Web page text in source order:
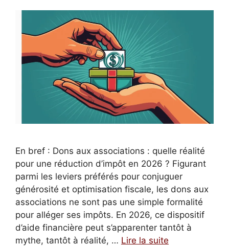
En bref : Dons aux associations : quelle réalité
pour une réduction d’impôt en 2026 ? Figurant
parmi les leviers préférés pour conjuguer
générosité et optimisation fiscale, les dons aux
associations ne sont pas une simple formalité
pour alléger ses impôts. En 2026, ce dispositif
d’aide financière peut s’apparenter tantôt à
mythe, tantôt à réalité, … Lire la suite